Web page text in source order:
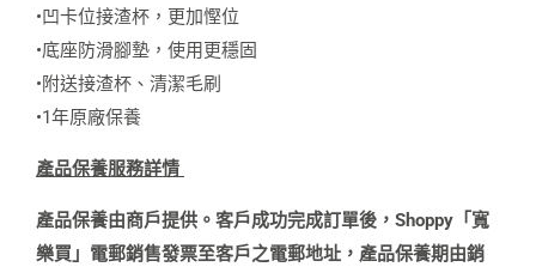
•凹卡位接渣杯，更加慳位
•底座防滑腳墊，使用更穩固
•附送接渣杯、清潔毛刷
•1年原廠保養
產品保養服務詳情
產品保養由商戶提供。客戶成功完成訂單後，Shoppy「寬
樂買」電郵銷售發票至客戶之電郵地址，產品保養期由銷